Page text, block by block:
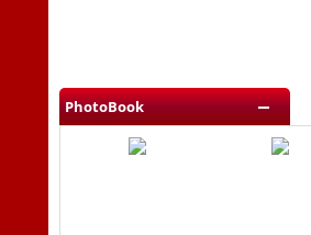
PhotoBook